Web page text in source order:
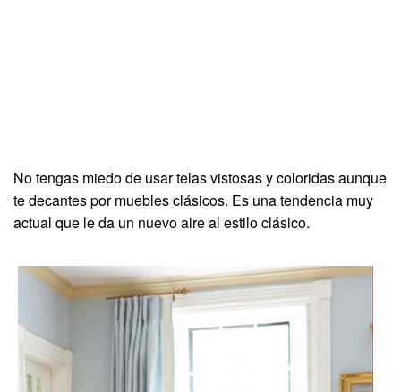
No tengas miedo de usar telas vistosas y coloridas aunque
te decantes por muebles clásicos. Es una tendencia muy
actual que le da un nuevo aire al estilo clásico.